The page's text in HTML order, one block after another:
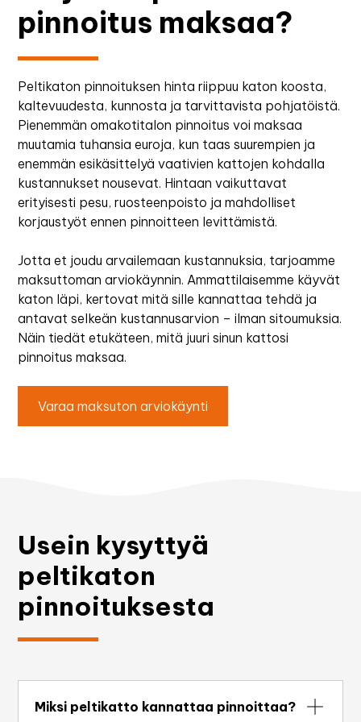
pinnoitus maksaa?
Peltikaton pinnoituksen hinta riippuu katon koosta,
kaltevuudesta, kunnosta ja tarvittavista pohjatöistä.
Pienemmän omakotitalon pinnoitus voi maksaa
muutamia tuhansia euroja, kun taas suurempien ja
enemmän esikäsittelyä vaativien kattojen kohdalla
kustannukset nousevat. Hintaan vaikuttavat
erityisesti pesu, ruosteenpoisto ja mahdolliset
korjaustyöt ennen pinnoitteen levittämistä.
Jotta et joudu arvailemaan kustannuksia, tarjoamme
maksuttoman arviokäynnin. Ammattilaisemme käyvät
katon läpi, kertovat mitä sille kannattaa tehdä ja
antavat selkeän kustannusarvion – ilman sitoumuksia.
Näin tiedät etukäteen, mitä juuri sinun kattosi
pinnoitus maksaa.
Varaa maksuton arviokäynti
Usein kysyttyä
peltikaton
pinnoituksesta
Miksi peltikatto kannattaa pinnoittaa?